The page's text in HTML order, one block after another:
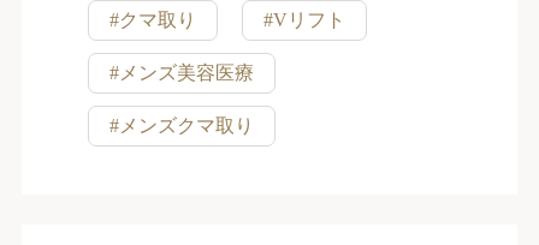
#クマ取り #Vリフト
#メンズ美容医療
#メンズクマ取り